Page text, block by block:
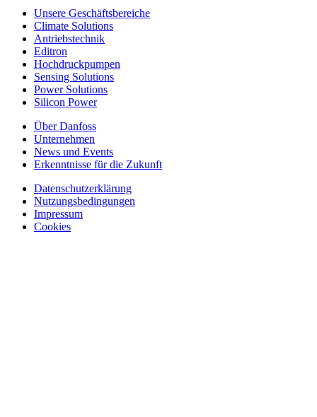
Unsere Geschäftsbereiche
Climate Solutions
Antriebstechnik
Editron
Hochdruckpumpen
Sensing Solutions
Power Solutions
Silicon Power
Über Danfoss
Unternehmen
News und Events
Erkenntnisse für die Zukunft
Datenschutzerklärung
Nutzungsbedingungen
Impressum
Cookies